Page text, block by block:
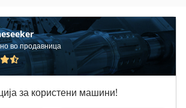
во продавница
за користени машини!